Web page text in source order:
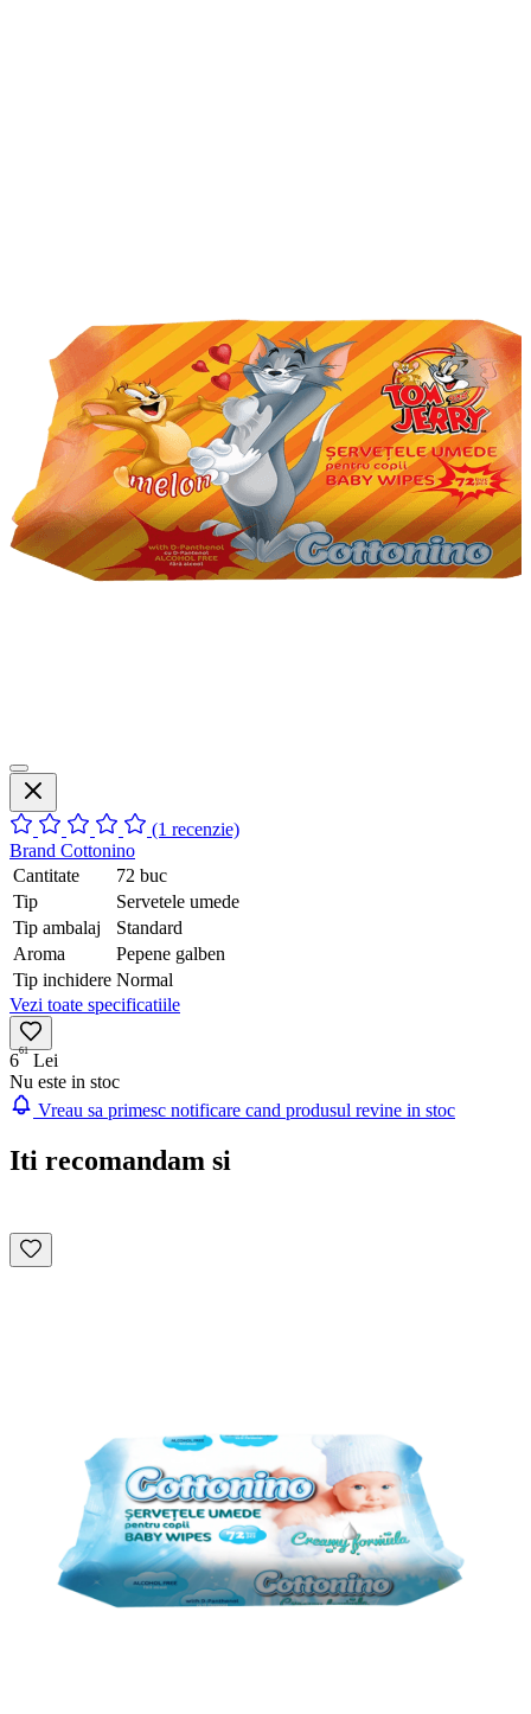
(1 recenzie)
Brand Cottonino
Cantitate
72 buc
Tip
Servetele umede
Tip ambalaj
Standard
Aroma
Pepene galben
Tip inchidere Normal
Vezi toate specificatiile
661 Lei
Nu este in stoc
Vreau sa primesc notificare cand produsul revine in stoc
Iti recomandam si